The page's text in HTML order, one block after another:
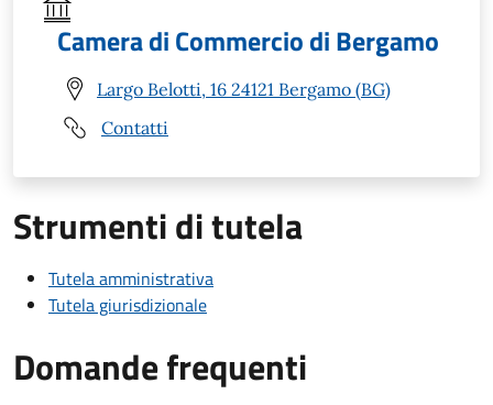
Camera di Commercio di Bergamo
Largo Belotti, 16 24121 Bergamo (BG)
Contatti
Strumenti di tutela
Tutela amministrativa
Tutela giurisdizionale
Domande frequenti